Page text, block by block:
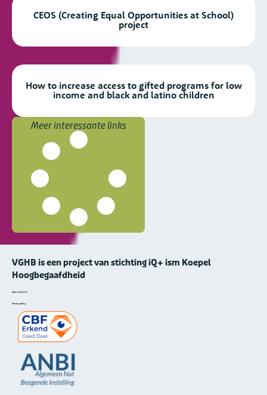
CEOS (Creating Equal Opportunities at School)
project
How to increase access to gifted programs for low
income and black and latino children
Meer interessante links
VGHB is een project van stichting iQ+ ism Koepel
Hoogbegaafdheid
KVK: 70521077
Privacy policy